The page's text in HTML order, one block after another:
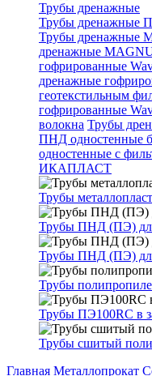
Трубы дренажные
Трубы дренажные
Трубы дренажные
дренажные
гофрированные
дренажные
геотекстильным
гофрированные
волокна Трубы
ПНД одностенные
одностенные с
ИКАПЛАСТ
Трубы
Трубы ПНД (ПЭ)
Трубы ПНД (ПЭ)
Трубы
Трубы ПЭ100RC в
Трубы сшитый
Главная Металлопрокат